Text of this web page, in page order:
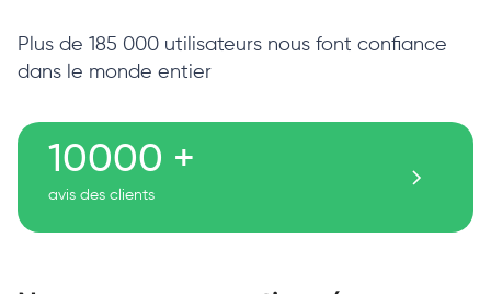
Plus de 185 000 utilisateurs nous font confiance
dans le monde entier
10000 +
avis des clients